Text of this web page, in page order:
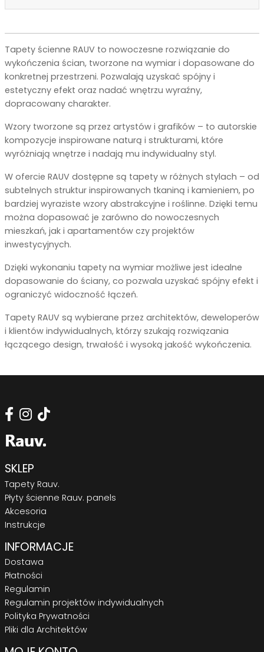
Tapety ścienne RAUV to nowoczesne rozwiązanie do
wykończenia ścian, tworzone na wymiar i dopasowane do
konkretnej przestrzeni. Pozwalają uzyskać spójny i
estetyczny efekt oraz nadać wnętrzu wyraźny,
dopracowany charakter.
Wzory tworzone są przez artystów i grafików – to autorskie
kompozycje inspirowane naturą i strukturami, które
wyróżniają wnętrze i nadają mu indywidualny styl.
W ofercie RAUV dostępne są tapety w różnych stylach – od
subtelnych struktur inspirowanych tkaniną i kamieniem, po
bardziej wyraziste wzory abstrakcyjne i roślinne. Dzięki temu
można dopasować je zarówno do nowoczesnych
mieszkań, jak i apartamentów czy projektów
inwestycyjnych.
Dzięki wykonaniu tapety na wymiar możliwe jest idealne
dopasowanie do ściany, co pozwala uzyskać spójny efekt i
ograniczyć widoczność łączeń.
Tapety RAUV są wybierane przez architektów, deweloperów
i klientów indywidualnych, którzy szukają rozwiązania
łączącego design, trwałość i wysoką jakość wykończenia.
SKLEP
Tapety Rauv.
Płyty ścienne Rauv. panels
Akcesoria
Instrukcje
INFORMACJE
Dostawa
Płatności
Regulamin
Regulamin projektów indywidualnych
Polityka Prywatności
Pliki dla Architektów